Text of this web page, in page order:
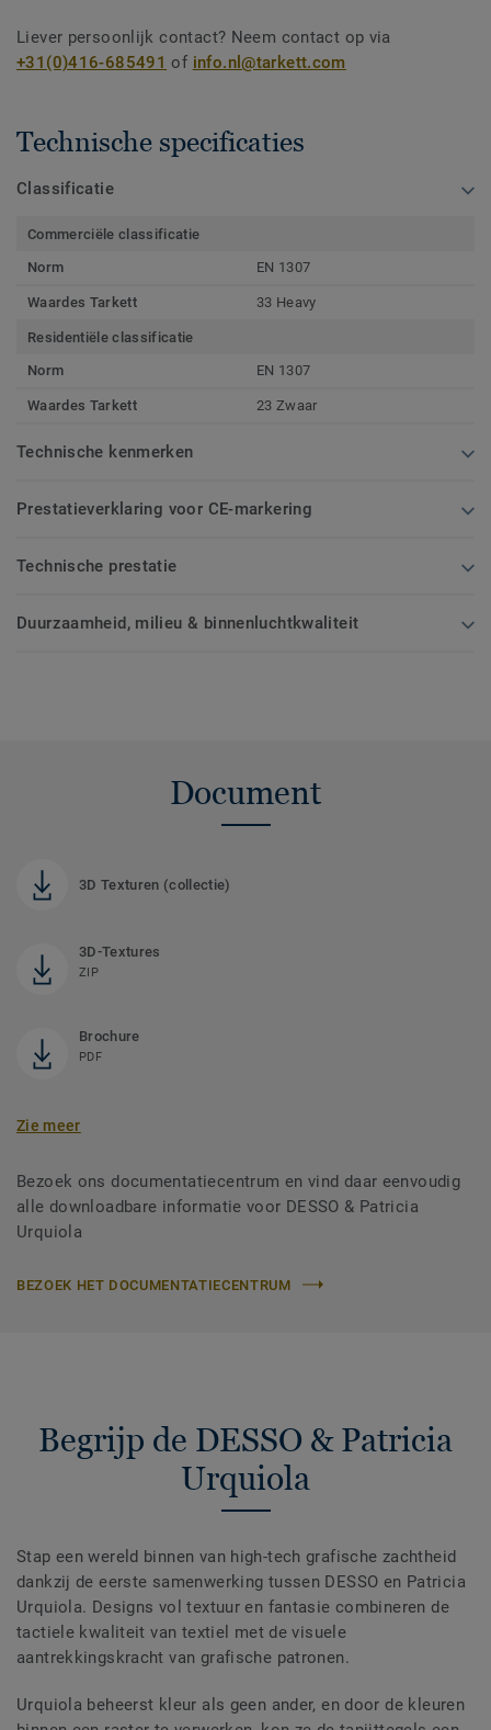
Liever persoonlijk contact? Neem contact op via
+31(0)416-685491 of info.nl@tarkett.com
Technische specificaties
Classificatie
Commerciële classificatie
Norm
EN 1307
Waardes Tarkett 33 Heavy
Residentiële classificatie
Norm
EN 1307
Waardes Tarkett 23 Zwaar
Technische kenmerken
Prestatieverklaring voor CE-markering
Technische prestatie
Duurzaamheid, milieu & binnenluchtkwaliteit
Document
3D Texturen (collectie)
3D-Textures
ZIP
Brochure
PDF
Zie meer
Bezoek ons documentatiecentrum en vind daar eenvoudig
alle downloadbare informatie voor DESSO & Patricia
Urquiola
BEZOEK HET DOCUMENTATIECENTRUM
Begrijp de DESSO & Patricia
Urquiola
Stap een wereld binnen van high-tech grafische zachtheid
dankzij de eerste samenwerking tussen DESSO en Patricia
Urquiola. Designs vol textuur en fantasie combineren de
tactiele kwaliteit van textiel met de visuele
aantrekkingskracht van grafische patronen.
Urquiola beheerst kleur als geen ander, en door de kleuren